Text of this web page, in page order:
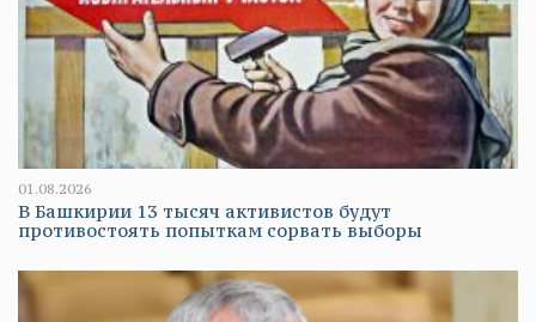
01.08.2026
В Башкирии 13 тысяч активистов будут
противостоять попыткам сорвать выборы